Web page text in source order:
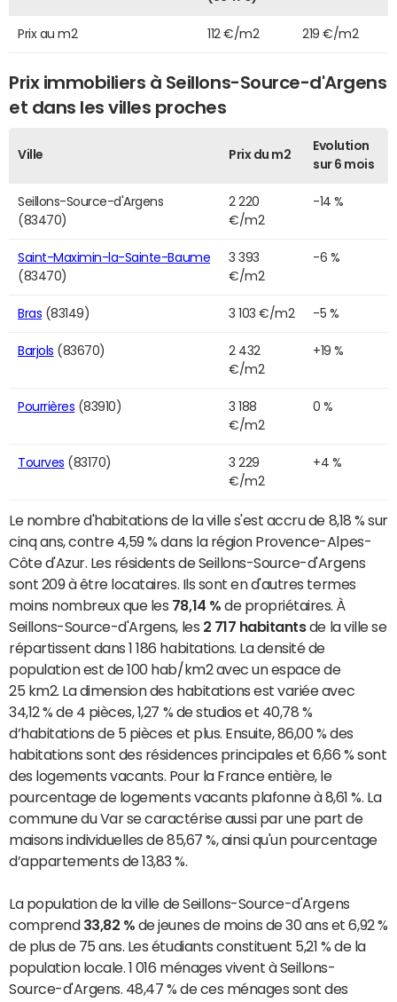
Prix au m2 112 €/m2 219 €/m2
Prix immobiliers à Seillons-Source-d'Argens
et dans les villes proches
Ville Prix du m2
Evolution
sur 6 mois
Seillons-Source-d'Argens
(83470)
2 220
€/m2
-14 %
Saint-Maximin-la-Sainte-Baume
(83470)
3 393
€/m2
-6 %
Bras (83149) 3 103 €/m2 -5 %
Barjols (83670)
2 432
€/m2
+19 %
Pourrières (83910)
3 188
€/m2
0 %
Tourves (83170)
3 229
€/m2
+4 %
Le nombre d'habitations de la ville s'est accru de 8,18 % sur
cinq ans, contre 4,59 % dans la région Provence-Alpes-
Côte d'Azur. Les résidents de Seillons-Source-d'Argens
sont 209 à être locataires. Ils sont en d'autres termes
moins nombreux que les 78,14 % de propriétaires. À
Seillons-Source-d'Argens, les 2 717 habitantsde la ville se
répartissent dans 1 186 habitations. La densité de
population est de 100 hab/km2 avec un espace de
25 km2. La dimension des habitations est variée avec
34,12 % de 4 pièces, 1,27 % de studios et 40,78 %
d’habitations de 5 pièces et plus. Ensuite, 86,00 % des
habitations sont des résidences principales et 6,66 % sont
des logements vacants. Pour la France entière, le
pourcentage de logements vacants plafonne à 8,61 %. La
commune du Var se caractérise aussi par une part de
maisons individuelles de 85,67 %, ainsi qu'un pourcentage
d’appartements de 13,83 %.
La population de la ville de Seillons-Source-d'Argens
comprend 33,82 % de jeunes de moins de 30 ans et 6,92 %
de plus de 75 ans. Les étudiants constituent 5,21 % de la
population locale. 1 016 ménages vivent à Seillons-
Source-d'Argens. 48,47 % de ces ménages sont des